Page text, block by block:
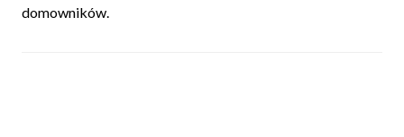
domowników.